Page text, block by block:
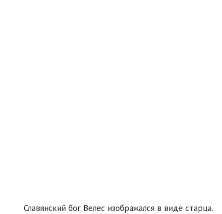
Славянский бог Велес изображался в виде старца.